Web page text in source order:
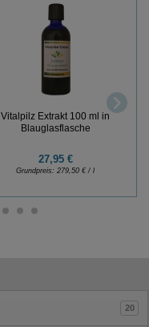
20
Vitalpilz Extrakt 100 ml in
Blauglasflasche
27,95 €
Grundpreis: 279,50 € / l